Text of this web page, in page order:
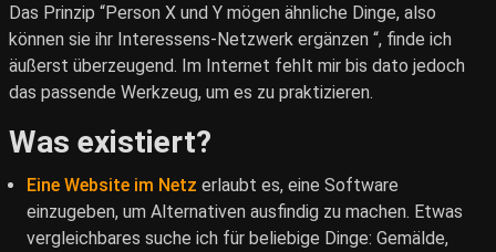
Das Prinzip “Person X und Y mögen ähnliche Dinge, also
können sie ihr Interessens-Netzwerk ergänzen “, finde ich
äußerst überzeugend. Im Internet fehlt mir bis dato jedoch
das passende Werkzeug, um es zu praktizieren.
Was existiert?
Eine Website im Netz erlaubt es, eine Software
einzugeben, um Alternativen ausfindig zu machen. Etwas
vergleichbares suche ich für beliebige Dinge: Gemälde,